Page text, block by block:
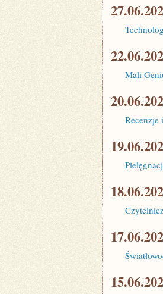
Mali
Recenzje